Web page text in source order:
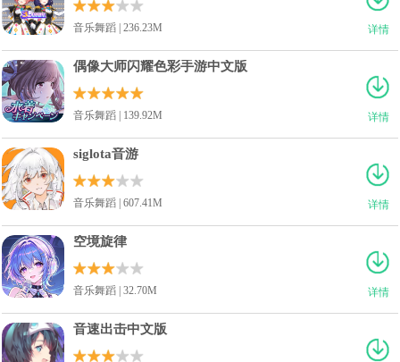
详情
音乐舞蹈 | 236.23M
详情
偶像大师闪耀色彩手游中文版
音乐舞蹈 | 139.92M
详情
siglota音游
音乐舞蹈 | 607.41M
详情
空境旋律
音乐舞蹈 | 32.70M
音速出击中文版